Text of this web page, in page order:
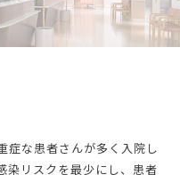
症な患者さんが多く入院し
染リスクを最少にし、患者